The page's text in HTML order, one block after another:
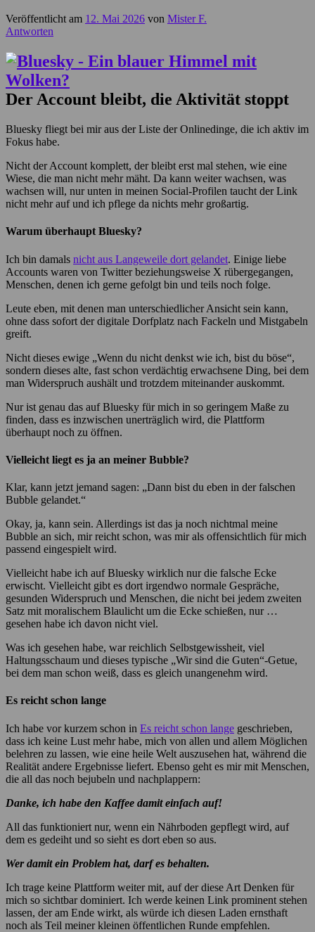
Veröffentlicht am 12. Mai 2026 von Mister F.
Antworten
Der Account bleibt, die Aktivität stoppt
Bluesky fliegt bei mir aus der Liste der Onlinedinge, die ich aktiv im
Fokus habe.
Nicht der Account komplett, der bleibt erst mal stehen, wie eine
Wiese, die man nicht mehr mäht. Da kann weiter wachsen, was
wachsen will, nur unten in meinen Social-Profilen taucht der Link
nicht mehr auf und ich pflege da nichts mehr großartig.
Warum überhaupt Bluesky?
Ich bin damals nicht aus Langeweile dort gelandet. Einige liebe
Accounts waren von Twitter beziehungsweise X rübergegangen,
Menschen, denen ich gerne gefolgt bin und teils noch folge.
Leute eben, mit denen man unterschiedlicher Ansicht sein kann,
ohne dass sofort der digitale Dorfplatz nach Fackeln und Mistgabeln
greift.
Nicht dieses ewige „Wenn du nicht denkst wie ich, bist du böse“,
sondern dieses alte, fast schon verdächtig erwachsene Ding, bei dem
man Widerspruch aushält und trotzdem miteinander auskommt.
Nur ist genau das auf Bluesky für mich in so geringem Maße zu
finden, dass es inzwischen unerträglich wird, die Plattform
überhaupt noch zu öffnen.
Vielleicht liegt es ja an meiner Bubble?
Klar, kann jetzt jemand sagen: „Dann bist du eben in der falschen
Bubble gelandet.“
Okay, ja, kann sein. Allerdings ist das ja noch nichtmal meine
Bubble an sich, mir reicht schon, was mir als offensichtlich für mich
passend eingespielt wird.
Vielleicht habe ich auf Bluesky wirklich nur die falsche Ecke
erwischt. Vielleicht gibt es dort irgendwo normale Gespräche,
gesunden Widerspruch und Menschen, die nicht bei jedem zweiten
Satz mit moralischem Blaulicht um die Ecke schießen, nur …
gesehen habe ich davon nicht viel.
Was ich gesehen habe, war reichlich Selbstgewissheit, viel
Haltungsschaum und dieses typische „Wir sind die Guten“-Getue,
bei dem man schon weiß, dass es gleich unangenehm wird.
Es reicht schon lange
Ich habe vor kurzem schon in Es reicht schon lange geschrieben,
dass ich keine Lust mehr habe, mich von allen und allem Möglichen
belehren zu lassen, wie eine heile Welt auszusehen hat, während die
Realität andere Ergebnisse liefert. Ebenso geht es mir mit Menschen,
die all das noch bejubeln und nachplappern:
Danke, ich habe den Kaffee damit einfach auf!
All das funktioniert nur, wenn ein Nährboden gepflegt wird, auf
dem es gedeiht und so sieht es dort eben so aus.
Wer damit ein Problem hat, darf es behalten.
Ich trage keine Plattform weiter mit, auf der diese Art Denken für
mich so sichtbar dominiert. Ich werde keinen Link prominent stehen
lassen, der am Ende wirkt, als würde ich diesen Laden ernsthaft
noch als Teil meiner kleinen öffentlichen Runde empfehlen.